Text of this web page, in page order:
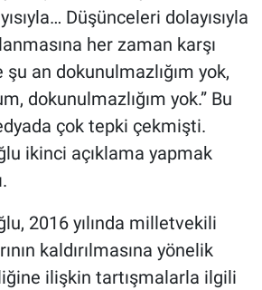
Düşünceleri dolayısıyla
her zaman karşı
şu an dokunulmazlığım yok,
dokunulmazlığım yok.” Bu
çok tepki çekmişti.
ikinci açıklama yapmak
2016 yılında milletvekili
kaldırılmasına yönelik
ilişkin tartışmalarla ilgili